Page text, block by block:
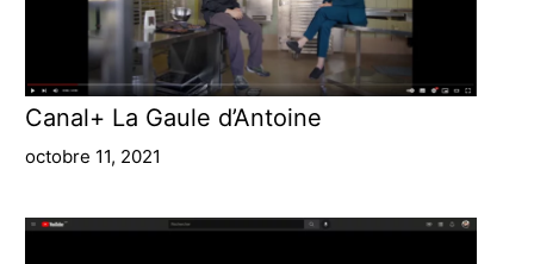
Canal+ La Gaule d’Antoine
octobre 11, 2021